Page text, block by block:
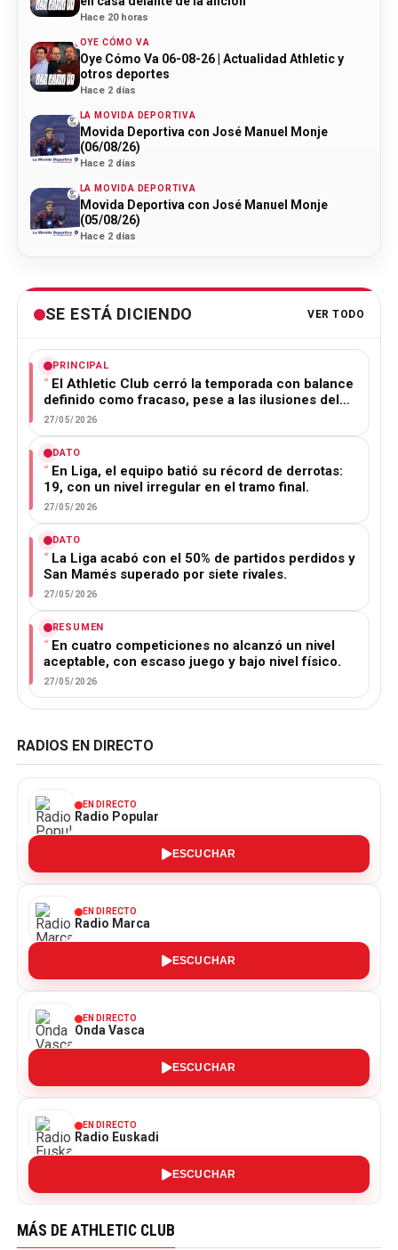
Hace 20 horas
OYE CÓMO VA
Oye Cómo Va 06-08-26 | Actualidad Athletic y
otros deportes
Hace 2 días
LA MOVIDA DEPORTIVA
Movida Deportiva con José Manuel Monje
(06/08/26)
Hace 2 días
LA MOVIDA DEPORTIVA
Movida Deportiva con José Manuel Monje
(05/08/26)
Hace 2 días
SE ESTÁ DICIENDO VER TODO
PRINCIPAL
El Athletic Club cerró la temporada con balance
definido como fracaso, pese a las ilusiones del…
27/05/2026
DATO
En Liga, el equipo batió su récord de derrotas:
19, con un nivel irregular en el tramo final.
27/05/2026
DATO
La Liga acabó con el 50% de partidos perdidos y
San Mamés superado por siete rivales.
27/05/2026
RESUMEN
En cuatro competiciones no alcanzó un nivel
aceptable, con escaso juego y bajo nivel físico.
27/05/2026
RADIOS EN DIRECTO
EN DIRECTO
Radio Popular
ESCUCHAR
EN DIRECTO
Radio Marca
ESCUCHAR
EN DIRECTO
Onda Vasca
ESCUCHAR
EN DIRECTO
Radio Euskadi
ESCUCHAR
MÁS DE ATHLETIC CLUB